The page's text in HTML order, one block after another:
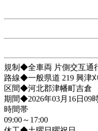
規制◆全車両 片側交互通
路線◆一般県道 219 興津
区間◆河北郡津幡町吉倉
期間◆2026年03月16日09
時間帯
09:00～17:00